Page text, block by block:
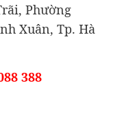
Phường
Xuân, Tp. Hà
388